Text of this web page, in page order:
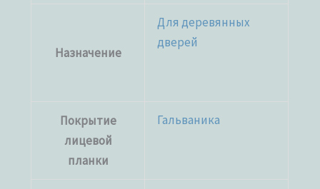
Назначение
Для деревянных
дверей
Покрытие
лицевой
планки
Гальваника